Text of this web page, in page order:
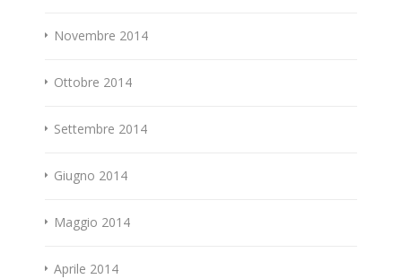
Novembre 2014
Ottobre 2014
Settembre 2014
Giugno 2014
Maggio 2014
Aprile 2014